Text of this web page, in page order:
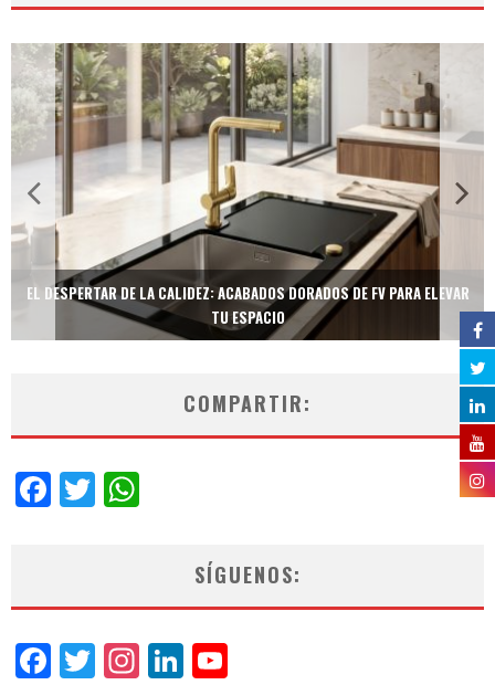
EL DESPERTAR DE LA CALIDEZ: ACABADOS DORADOS DE FV PARA ELEVAR
TU ESPACIO
COMPARTIR:
Facebook
Twitter
SÍGUENOS:
Facebook
Twitter
Instagram
LinkedIn